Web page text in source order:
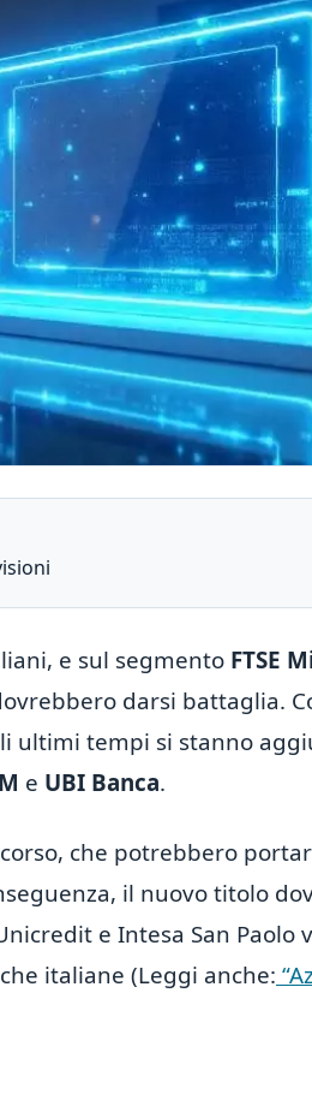
e sul segmento FTSE
darsi battaglia.
ultimi tempi si stanno
e UBI Banca.
che potrebbero
il nuovo titolo
e Intesa San Paolo
italiane (Leggi anche: